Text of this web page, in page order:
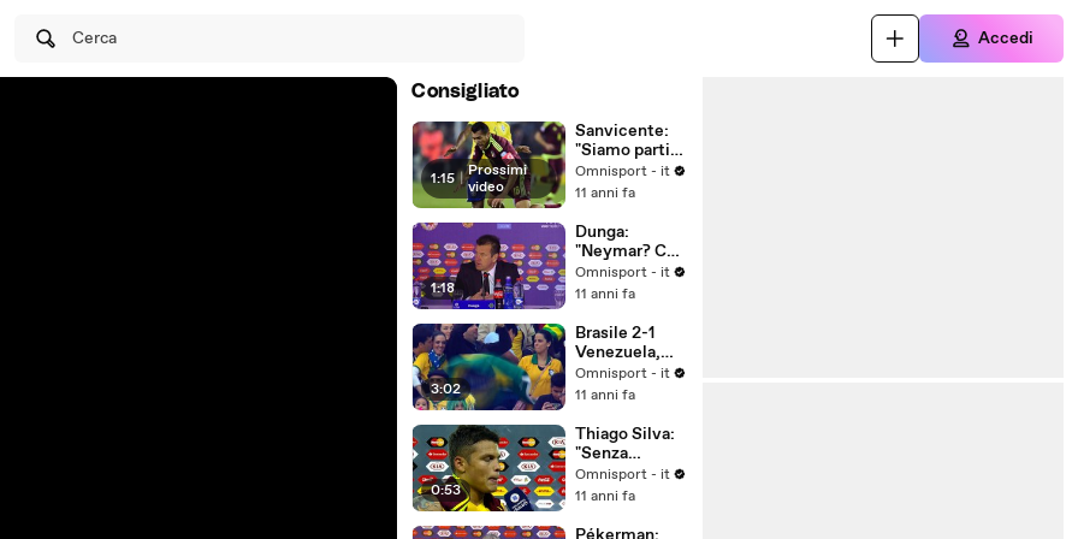
Cerca Accedi
Consigliato
1:15 | Prossimi
video
Sanvicente:
"Siamo partiti
male"
Omnisport - it
11 anni fa
1:18
Dunga:
"Neymar? Ce
ne faremo una
ragione"
Omnisport - it
11 anni fa
3:02
Brasile 2-1
Venezuela,
gruppo C
Omnisport - it
11 anni fa
0:53
Thiago Silva:
"Senza
Neymar
decisivo il
Omnisport - it
11 anni fa